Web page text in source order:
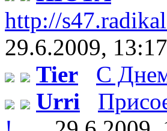
http://
29.6.2009, 13:17
Tier
С
Urri